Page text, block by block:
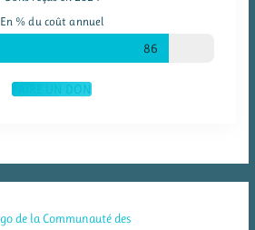
En % du coût annuel
86
FAIRE UN DON